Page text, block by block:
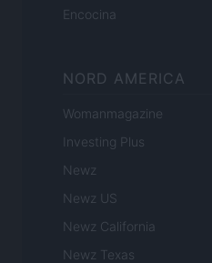
Encocina
NORD AMERICA
Womanmagazine
Investing Plus
Newz
Newz US
Newz California
Newz Texas